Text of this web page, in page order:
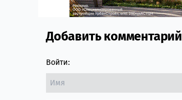
Comment section
Добавить комментарий
Войти: